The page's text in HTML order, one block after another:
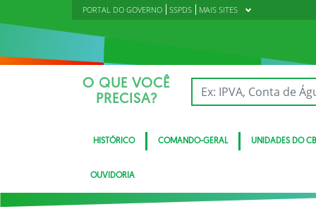
PORTAL DO GOVERNO SSPDS MAIS SITES
O QUE VOCÊ
PRECISA?
HISTÓRICO COMANDO-GERAL UNIDADES DO
OUVIDORIA